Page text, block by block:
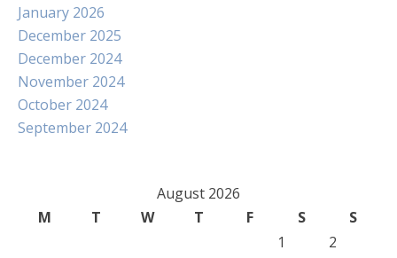
January 2026
December 2025
December 2024
November 2024
October 2024
September 2024
August 2026
M
T W T F S
S
1
2